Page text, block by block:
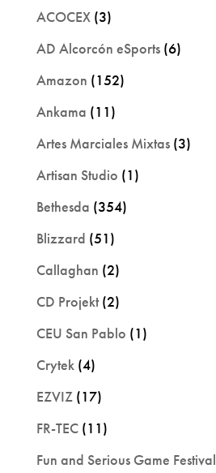
ACOCEX(3)
AD Alcorcón eSports(6)
Amazon (152)
Ankama (11)
Artes Marciales Mixtas(3)
Artisan Studio (1)
Bethesda (354)
Blizzard (51)
Callaghan (2)
CD Projekt(2)
CEU San Pablo (1)
Crytek(4)
EZVIZ(17)
FR-TEC(11)
Fun and Serious Game Festival